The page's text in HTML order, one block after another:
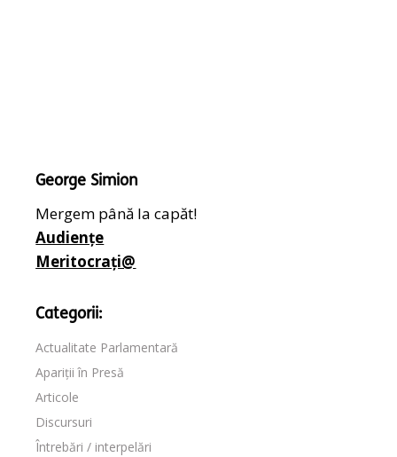
George Simion
Mergem până la capăt!
Audiențe
Meritocrați@
Categorii:
Actualitate Parlamentară
Apariții în Presă
Articole
Discursuri
Întrebări / interpelări